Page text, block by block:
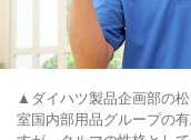
▲ダイハツ製品企画部の
室国内部用品グループの